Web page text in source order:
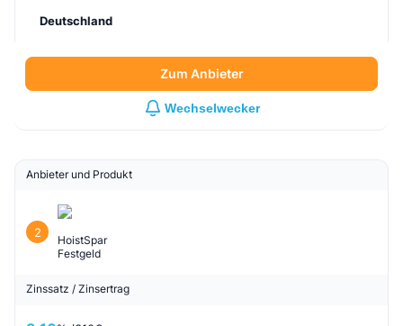
Deutschland
Zum Anbieter
Wechselwecker
Anbieter und Produkt
2
HoistSpar
Festgeld
Zinssatz / Zinsertrag